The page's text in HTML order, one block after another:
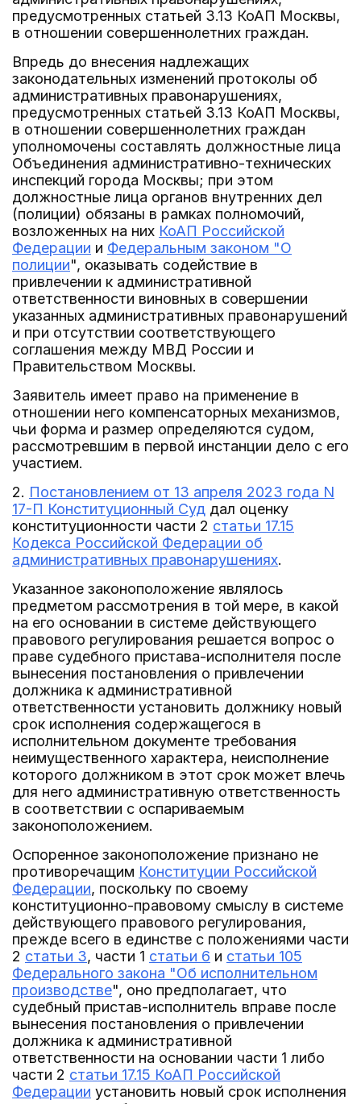
предусмотренных статьей 3.13 КоАП Москвы,
в отношении совершеннолетних граждан.
Впредь до внесения надлежащих
законодательных изменений протоколы об
административных правонарушениях,
предусмотренных статьей 3.13 КоАП Москвы,
в отношении совершеннолетних граждан
уполномочены составлять должностные лица
Объединения административно-технических
инспекций города Москвы; при этом
должностные лица органов внутренних дел
(полиции) обязаны в рамках полномочий,
возложенных на них КоАП Российской
Федерации и Федеральным законом "О
полиции", оказывать содействие в
привлечении к административной
ответственности виновных в совершении
указанных административных правонарушений
и при отсутствии соответствующего
соглашения между МВД России и
Правительством Москвы.
Заявитель имеет право на применение в
отношении него компенсаторных механизмов,
чьи форма и размер определяются судом,
рассмотревшим в первой инстанции дело с его
участием.
2. Постановлением от 13 апреля 2023 года N
17-П Конституционный Суд дал оценку
конституционности части 2 статьи 17.15
Кодекса Российской Федерации об
административных правонарушениях.
Указанное законоположение являлось
предметом рассмотрения в той мере, в какой
на его основании в системе действующего
правового регулирования решается вопрос о
праве судебного пристава-исполнителя после
вынесения постановления о привлечении
должника к административной
ответственности установить должнику новый
срок исполнения содержащегося в
исполнительном документе требования
неимущественного характера, неисполнение
которого должником в этот срок может влечь
для него административную ответственность
в соответствии с оспариваемым
законоположением.
Оспоренное законоположение признано не
противоречащим Конституции Российской
Федерации, поскольку по своему
конституционно-правовому смыслу в системе
действующего правового регулирования,
прежде всего в единстве с положениями части
2 статьи 3, части 1 статьи 6 и статьи 105
Федерального закона "Об исполнительном
производстве", оно предполагает, что
судебный пристав-исполнитель вправе после
вынесения постановления о привлечении
должника к административной
ответственности на основании части 1 либо
части 2 статьи 17.15 КоАП Российской
Федерации установить новый срок исполнения